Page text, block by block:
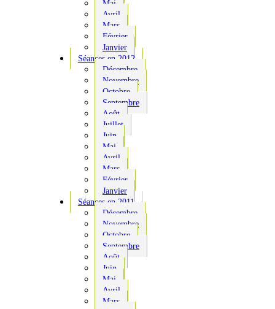
Mai
Avril
Mars
Février
Janvier
Séances en 2012
Décembre
Novembre
Octobre
Septembre
Août
Juillet
Juin
Mai
Avril
Mars
Février
Janvier
Séances en 2011
Décembre
Novembre
Octobre
Septembre
Août
Juin
Mai
Avril
Mars